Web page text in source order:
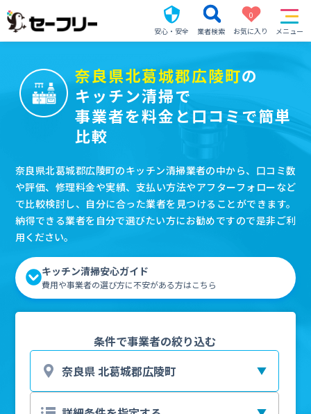
安心・安全 業者検索
0
お気に入り
メニュー
奈良県北葛城郡広陵町の
キッチン清掃で
事業者を料金と口コミで簡単
比較
奈良県北葛城郡広陵町のキッチン清掃業者の中から、口コミ数
や評価、修理料金や実績、支払い方法やアフターフォローなど
で比較検討し、自分に合った業者を見つけることができます。
納得できる業者を自分で選びたい方にお勧めですので是非ご利
用ください。
キッチン清掃安心ガイド
費用や事業者の選び方に不安がある方はこちら
条件で事業者の絞り込む